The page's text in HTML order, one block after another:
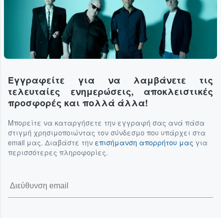
Εγγραφείτε για να λαμβάνετε τις
τελευταίες ενημερώσεις, αποκλειστικές
προσφορές και πολλά άλλα!
Μπορείτε να καταργήσετε την εγγραφή σας ανά πάσα
στιγμή χρησιμοποιώντας τον σύνδεσμο που υπάρχει στα
email μας. Διαβάστε την επισήμανση απορρήτου μας για
περισσότερες πληροφορίες.